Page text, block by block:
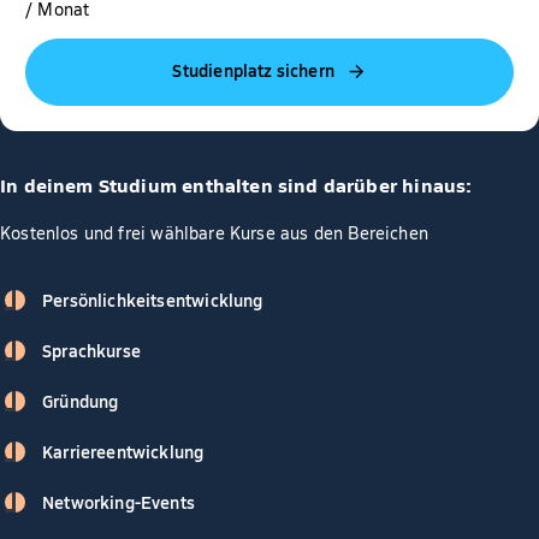
/ Monat
Studienplatz sichern
In deinem Studium enthalten sind darüber hinaus:
Kostenlos und frei wählbare Kurse aus den Bereichen
Persönlichkeitsentwicklung
Sprachkurse
Gründung
Karriereentwicklung
Networking-Events